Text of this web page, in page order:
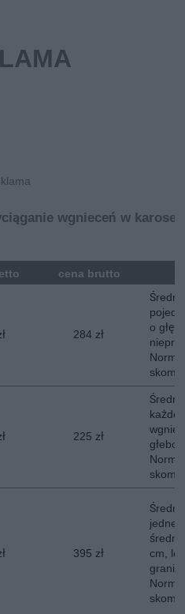
wgnieceń w
cena brutto
284 zł
Średni
o
225 zł
Średni
395 zł
Średni
cm,